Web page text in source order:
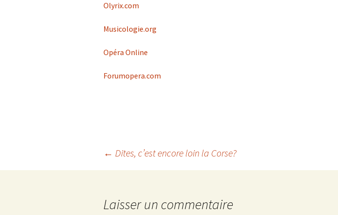
Olyrix.com
Musicologie.org
Opéra Online
Forumopera.com
Navigation
← Dites, c’est encore loin la Corse?
Laisser un commentaire